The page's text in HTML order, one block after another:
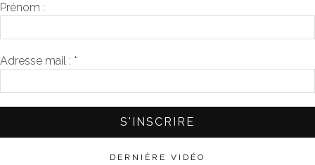
Prénom :
Adresse mail : *
DERNIÈRE VIDÉO